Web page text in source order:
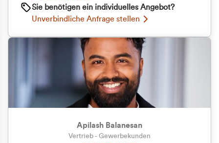
Sie benötigen ein individuelles Angebot?
Unverbindliche Anfrage stellen
Apilash Balanesan
Vertrieb - Gewerbekunden